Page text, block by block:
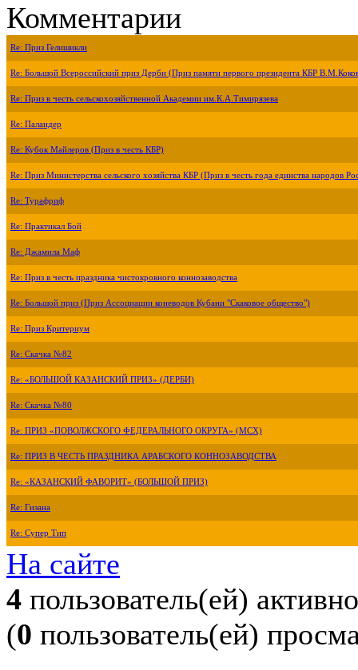
Комментарии
Re: Приз Гелишикли
Re: Большой Всероссийский приз Дерби (Приз памяти первого президента КБР
Re: Приз в честь сельскохозяйственной Академии им.К.А.Тимирязева
Re: Паландер
Re: Кубок Майлеров (Приз в честь КБР)
Re: Приз Министерства сельского хозяйства КБР (Приз в честь года единства народов
Re: Турафриф
Re: Практикал Бой
Re: Джамила Маф
Re: Приз в честь праздника чистокровного коннозаводства
Re: Большой приз (Приз Ассоциации коневодов Кубани "Скаковое общество")
Re: Приз Критериум
Re: Скачка №82
Re: «БОЛЬШОЙ КАЗАНСКИЙ ПРИЗ» (ДЕРБИ)
Re: Скачка №80
Re: ПРИЗ «ПОВОЛЖСКОГО ФЕДЕРАЛЬНОГО ОКРУГА» (МСХ)
Re: ПРИЗ В ЧЕСТЬ ПРАЗДНИКА АРАБСКОГО КОННОЗАВОДСТВА
Re: «КАЗАНСКИЙ ФАВОРИТ» (БОЛЬШОЙ ПРИЗ)
Re: Гизана
Re: Супер Тип
На сайте
4 пользователь(ей) активно
(0 пользователь(ей)